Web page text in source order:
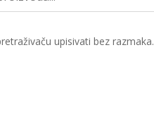
upisivati bez razmaka.